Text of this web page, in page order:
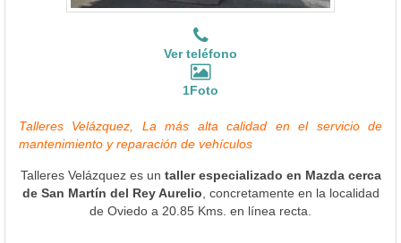
Ver teléfono
1Foto
Talleres Velázquez, La más alta calidad en el servicio de
mantenimiento y reparación de vehículos
Talleres Velázquez es un taller especializado en Mazda cerca
de San Martín del Rey Aurelio , concretamente en la localidad
de Oviedo a 20.85 Kms. en línea recta.